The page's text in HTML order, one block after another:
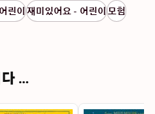
린이재미있어요 - 어린이모험
...